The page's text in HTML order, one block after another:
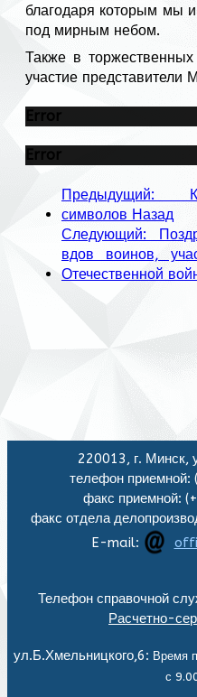
благодаря которым мы
под мирным небом.
Также в
участие представители
Error
Error
Предыдущий:
символов Назад
Следующий:
вдов воинов,
Отечественной
220013, г. Минск,
телефон
факс приемной:
факс отдела
E-mail:
Телефон справочной
Расчетно-
ул.Б.Хмельницкого,6: Время
с